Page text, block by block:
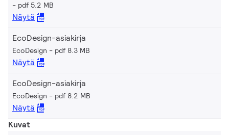
pdf 5.2 MB
Näytä
EcoDesign-asiakirja
EcoDesign pdf 8.3 MB
Näytä
EcoDesign-asiakirja
EcoDesign pdf 8.2 MB
Näytä
Kuvat